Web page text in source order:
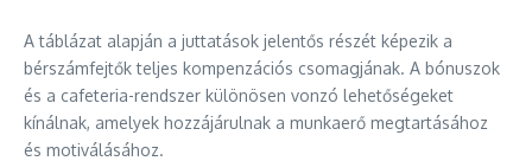
A táblázat alapján a juttatások jelentős részét képezik a
bérszámfejtők teljes kompenzációs csomagjának. A bónuszok
és a cafeteria-rendszer különösen vonzó lehetőségeket
kínálnak, amelyek hozzájárulnak a munkaerő megtartásához
és motiválásához.